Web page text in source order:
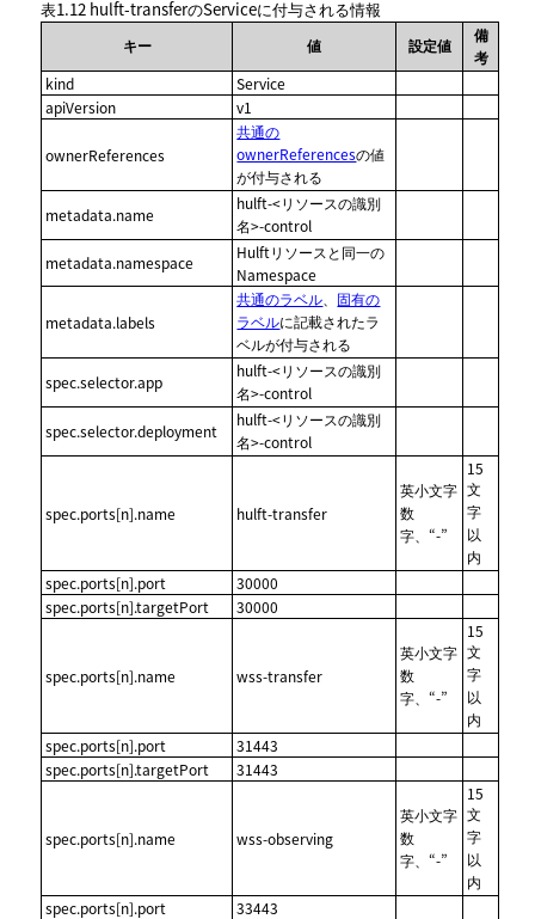
表1.12 hulft-transferのServiceに付与される情報
キー 値 設定値
備
考
kind
Service
apiVersion
v1
ownerReferences
共通の
ownerReferencesの値
が付与される
metadata.name
hulft-<リソースの識別
名>-control
metadata.namespace
Hulftリソースと同一の
Namespace
metadata.labels
共通のラベル
固有の
ラベルに記載されたラ
ベルが付与される
spec.selector.app
hulft-<リソースの識別
名>-control
spec.selector.deployment
hulft-<リソースの識別
名>-control
spec.ports[n].name hulft-transfer
英小文字
数
字、“-”
15
文
字
以
内
spec.ports[n].port
30000
spec.ports[n].targetPort
30000
spec.ports[n].name wss-transfer
英小文字
数
字、“-”
15
文
字
以
内
spec.ports[n].port
31443
spec.ports[n].targetPort
31443
spec.ports[n].name wss-observing
英小文字
数
字、“-”
15
文
字
以
内
spec.ports[n].port
33443